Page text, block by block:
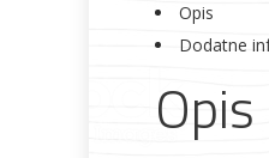
Opis
Dodatne
Opis